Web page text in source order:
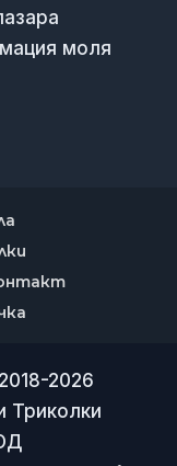
моля
2026
Триколки